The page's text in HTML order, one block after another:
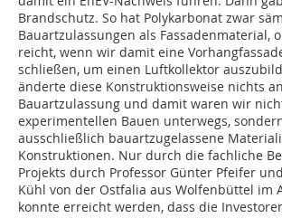
Brandschutz. So hat Polykarbonat zwar
Bauartzulassungen als Fassadenmaterial,
reicht, wenn wir damit eine
schließen, um einen Luftkollektor
änderte diese Konstruktionsweise nichts
Bauartzulassung und damit waren wir
experimentellen Bauen unterwegs,
ausschließlich bauartzugelassene
Konstruktionen. Nur durch die fachliche
Projekts durch Professor Günter Pfeifer
Kühl von der Ostfalia aus Wolfenbüttel im
konnte erreicht werden, dass die